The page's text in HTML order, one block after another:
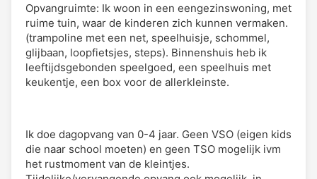
Opvangruimte: Ik woon in een eengezinswoning, met
ruime tuin, waar de kinderen zich kunnen vermaken.
(trampoline met een net, speelhuisje, schommel,
glijbaan, loopfietsjes, steps). Binnenshuis heb ik
leeftijdsgebonden speelgoed, een speelhuis met
keukentje, een box voor de allerkleinste.
Ik doe dagopvang van 0-4 jaar. Geen VSO (eigen kids
die naar school moeten) en geen TSO mogelijk ivm
het rustmoment van de kleintjes.